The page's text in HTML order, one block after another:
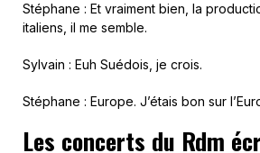
Stéphane : Et vraiment bien, la
italiens, il me semble.
Sylvain : Euh Suédois, je crois.
Stéphane : Europe. J’étais bon sur
Les concerts du Rdm